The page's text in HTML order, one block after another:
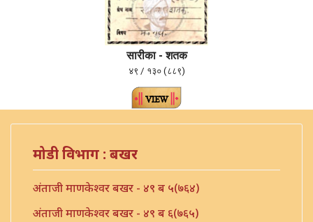
सारीका - शतक
४९ / १३० (८८९)
मोडी विभाग : बखर
अंताजी माणकेश्वर बखर - ४९ ब ५(७६४)
अंताजी माणकेश्वर बखर - ४९ ब ६(७६५)